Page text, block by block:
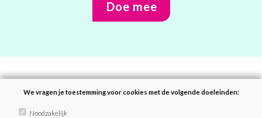
Doe mee
We vragen je toestemming voor cookies met de volgende doeleinden:
Noodzakelijk